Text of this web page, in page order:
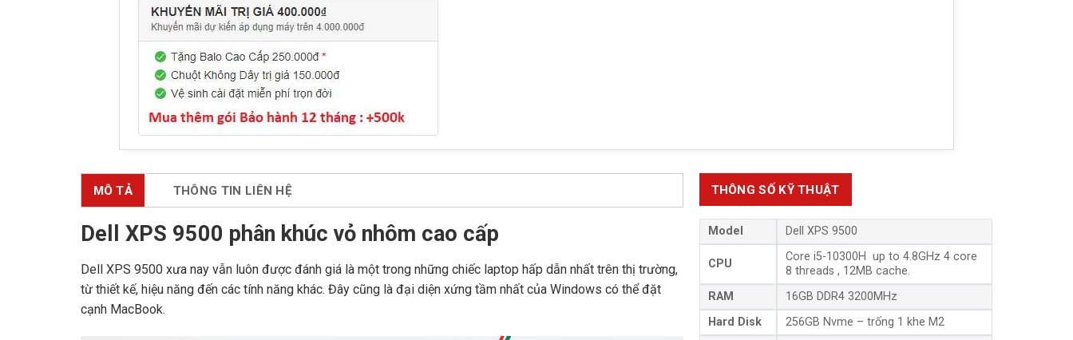
MÔ TẢ THÔNG TIN LIÊN HỆ
Dell XPS 9500 phân khúc vỏ nhôm cao cấp
Dell XPS 9500 xưa nay vẫn luôn được đánh giá là một trong những chiếc laptop hấp dẫn nhất trên thị trường,
từ thiết kế, hiệu năng đến các tính năng khác. Đây cũng là đại diện xứng tầm nhất của Windows có thể đặt
cạnh MacBook.
THÔNG SỐ KỸ THUẬT
Model Dell XPS 9500
CPU
Core i5-10300H up to 4.8GHz 4 core
8 threads , 12MB cache.
RAM
16GB DDR4 3200MHz
Hard Disk
256GB Nvme – trống 1 khe M2